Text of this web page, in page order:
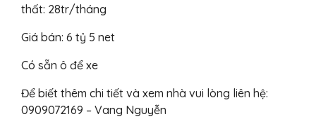
thất: 28tr/tháng
Giá bán: 6 tỷ 5 net
Có sẵn ô để xe
Để biết thêm chi tiết và xem nhà vui lòng liên hệ:
0909072169 – Vang Nguyễn